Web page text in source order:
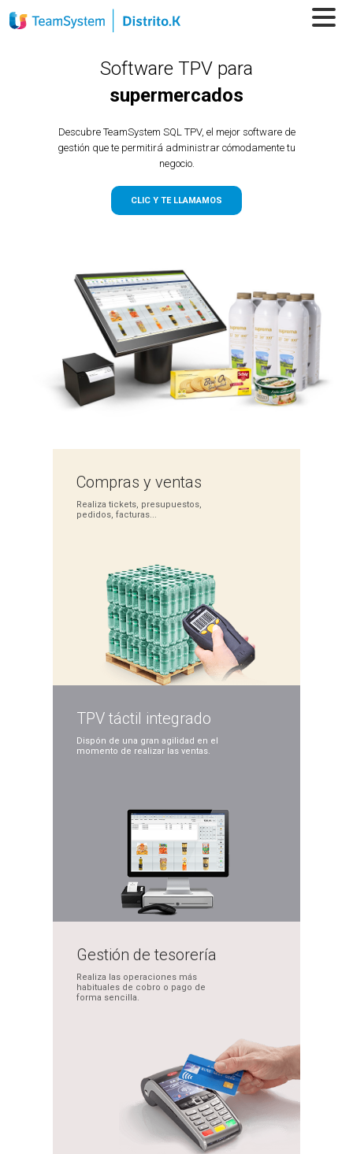
Software TPV para
supermercados
Descubre TeamSystem SQL TPV, el mejor software de
gestión que te permitirá administrar cómodamente tu
negocio.
CLIC Y TE LLAMAMOS
Comprasy ventas
Realiza tickets, presupuestos,
pedidos, facturas...
TPV táctil integrado
Dispón de una gran agilidad en el
momento de realizar las ventas.
Gestión de tesorería
Realiza las operaciones más
habituales de cobro o pago de
forma sencilla.